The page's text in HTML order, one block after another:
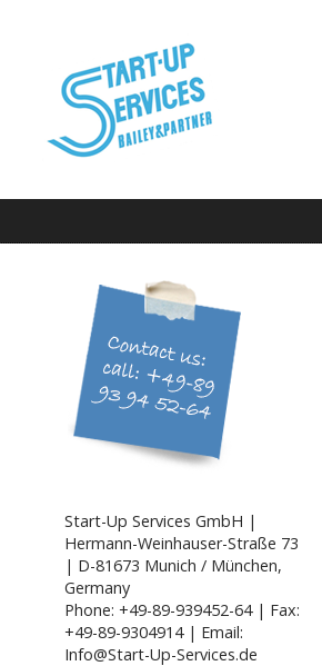
Start-Up Services GmbH |
Hermann-Weinhauser-Straße 73
| D-81673 Munich / München,
Germany
Phone: +49-89-939452-64 | Fax:
+49-89-9304914 | Email:
Info@Start-Up-Services.de